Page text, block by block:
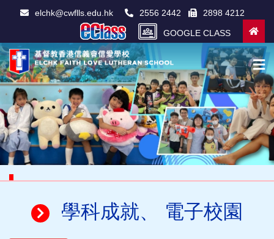
elchk@cwflls.edu.hk 2556 2442 2898 4212
GOOGLE CLASS
學科成就、 電子校園